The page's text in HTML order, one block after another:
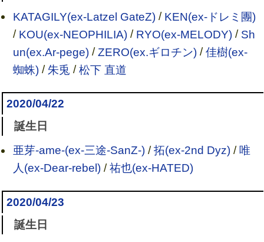
KATAGILY(ex-Latzel GateZ)/ KEN(ex-ドレミ團)
/ KOU(ex-NEOPHILIA)/ RYO(ex-MELODY)/ Sh
un(ex.Ar-pege)/ZERO(ex.ギロチン)/佳樹(ex-
蜘蛛)/朱兎 /松下 直道
2020/04/22
誕生日
亜芽-ame-(ex-三途-SanZ-)/拓(ex-2nd Dyz)/唯
人(ex-Dear-rebel)/祐也(ex-HATED)
2020/04/23
誕生日